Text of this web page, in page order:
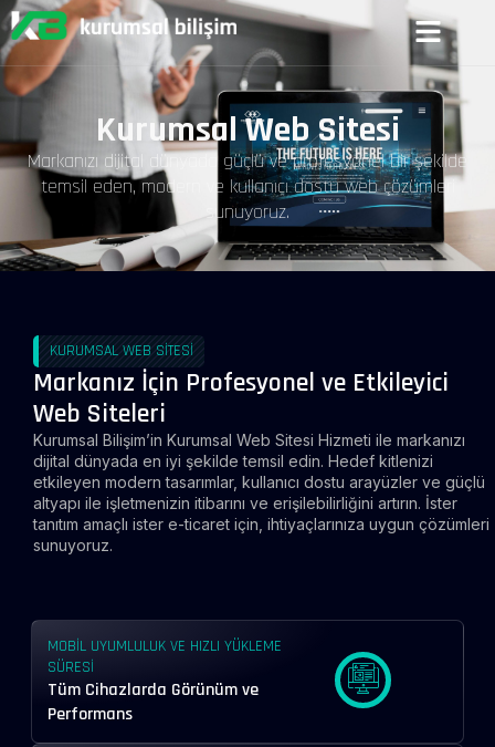
Kurumsal Web Sitesi
Markanızı dijital dünyada güçlü ve profesyonel bir şekilde
temsil eden, modern ve kullanıcı dostu web çözümleri
sunuyoruz.
KURUMSAL WEB SİTESI
Markanız İçin Profesyonel ve Etkileyici
Web Siteleri
Kurumsal Bilişim’in Kurumsal Web Sitesi Hizmeti ile markanızı
dijital dünyada en iyi şekilde temsil edin. Hedef kitlenizi
etkileyen modern tasarımlar, kullanıcı dostu arayüzler ve güçlü
altyapı ile işletmenizin itibarını ve erişilebilirliğini artırın. İster
tanıtım amaçlı ister e-ticaret için, ihtiyaçlarınıza uygun çözümleri
sunuyoruz.
MOBIL UYUMLULUK VE HIZLI YÜKLEME
SÜRESI
Tüm Cihazlarda Görünüm ve
Performans